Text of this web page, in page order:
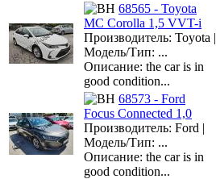
68565 - Toyota
MC Corolla 1,5 VVT-i
Производитель: Toyota |
Модель/Тип: ...
Описание: the car is in
good condition...
68573 - Ford
Focus Connected 1,0
Производитель: Ford |
Модель/Тип: ...
Описание: the car is in
good condition...